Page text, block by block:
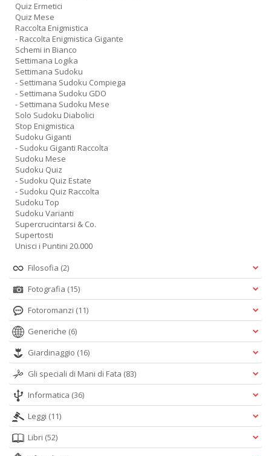
Quiz Ermetici
Quiz Mese
Raccolta Enigmistica
- Raccolta Enigmistica Gigante
Schemi in Bianco
Settimana Logika
Settimana Sudoku
- Settimana Sudoku Compiega
- Settimana Sudoku GDO
- Settimana Sudoku Mese
Solo Sudoku Diabolici
Stop Enigmistica
Sudoku Giganti
- Sudoku Giganti Raccolta
Sudoku Mese
Sudoku Quiz
- Sudoku Quiz Estate
- Sudoku Quiz Raccolta
Sudoku Top
Sudoku Varianti
Supercrucintarsi & Co.
Supertosti
Unisci i Puntini 20.000
Filosofia (2)
Fotografia (15)
Fotoromanzi (11)
Generiche (6)
Giardinaggio (16)
Gli speciali di Mani di Fata (83)
Informatica (36)
Leggi (11)
Libri (52)